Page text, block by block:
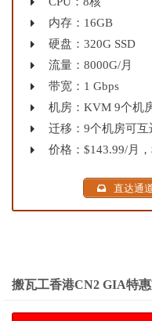
内存：16GB
硬盘：320G SSD
流量：8000G/月
带宽：1 Gbps
机房：KVM 9个机
迁移：9个机房可互
价格：$143.99/月
直达通
搬瓦工香港CN2 GIA特